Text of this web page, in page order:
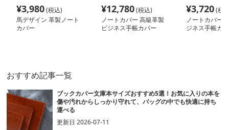
¥3,980(税込)
馬デザイン 革製ノート
カバー
¥12,780(税込)
ノートカバー 高級革製
ビジネス手帳カバー
¥3,720(税
ノートカバー
ジネス手帳カ
おすすめ記事一覧
ブックカバー文庫本サイズおすすめ5選！お気に入りの本を
傷や汚れからしっかり守れて、バッグの中でも快適に持ち
運べる
更新日2026-07-11